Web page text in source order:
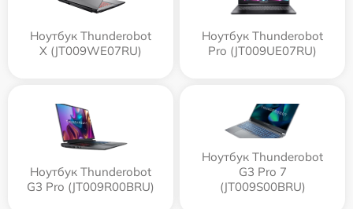
Ноутбук Thunderobot
X (JT009WE07RU)
Ноутбук Thunderobot
Pro (JT009UE07RU)
Ноутбук Thunderobot
G3 Pro (JT009R00BRU)
Ноутбук Thunderobot
G3 Pro 7
(JT009S00BRU)